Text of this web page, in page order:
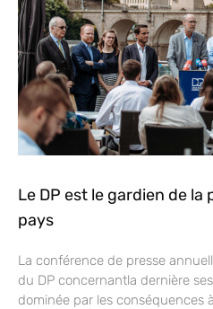
Le DP est le gardien de la
pays
La conférence de presse
du DP concernantla dernière
dominée par les conséquences